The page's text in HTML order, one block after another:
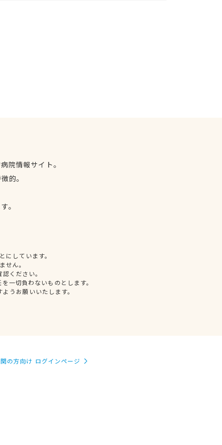
院情報サイト。
的。
。
しています。
せん。
ください。
一切負わないものとします。
うお願いいたします。
の方向け ログインページ